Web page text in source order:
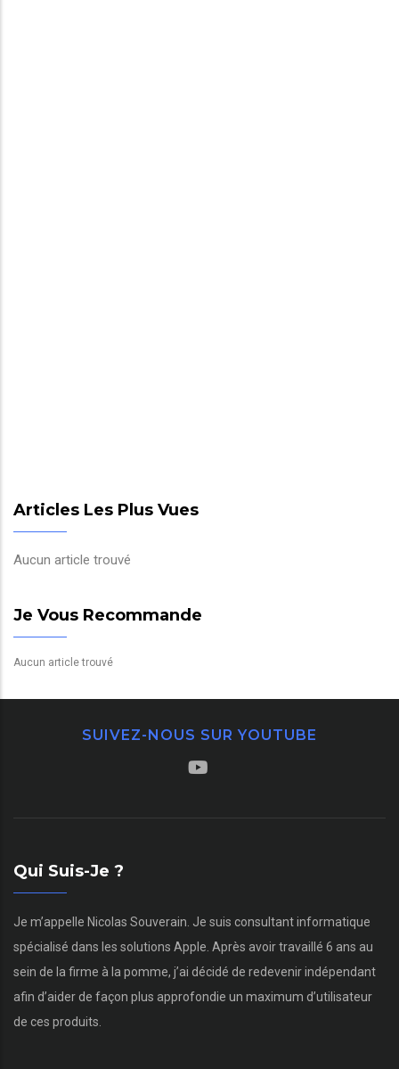
Articles Les Plus Vues
Aucun article trouvé
Je Vous Recommande
Aucun article trouvé
SUIVEZ-NOUS SUR YOUTUBE
Qui Suis-Je ?
Je m’appelle Nicolas Souverain. Je suis consultant informatique
spécialisé dans les solutions Apple. Après avoir travaillé 6 ans au
sein de la firme à la pomme, j’ai décidé de redevenir indépendant
afin d’aider de façon plus approfondie un maximum d’utilisateur
de ces produits.